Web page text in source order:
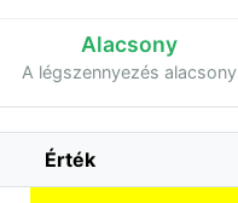
Alacsony
A légszennyezés alacsony
Érték